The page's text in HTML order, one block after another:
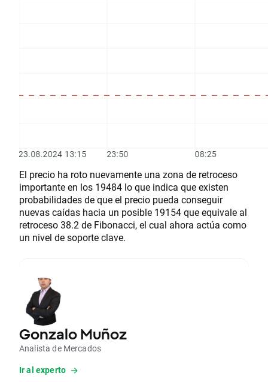
El precio ha roto nuevamente una zona de retroceso
importante en los 19484 lo que indica que existen
probabilidades de que el precio pueda conseguir
nuevas caídas hacia un posible 19154 que equivale al
retroceso 38.2 de Fibonacci, el cual ahora actúa como
un nivel de soporte clave.
Gonzalo Muñoz
Analista de Mercados
Ir al experto